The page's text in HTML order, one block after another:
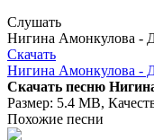
Слушать
Нигина Амонкулова -
Скачать
Нигина Амонкулова -
Скачать песню
Размер: 5.4 MB,
Похожие песни